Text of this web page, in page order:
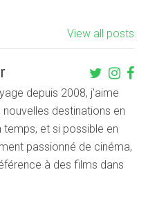
View all posts
depuis 2008, j'aime
destinations en
temps, et si possible en
passionné de cinéma,
à des films dans